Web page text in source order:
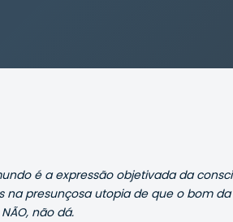
é a expressão objetivada da
na presunçosa utopia de que o bom
não dá.